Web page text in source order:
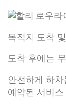
목적지 도착
도착 후에는
안전하게 하차
예약된 서비